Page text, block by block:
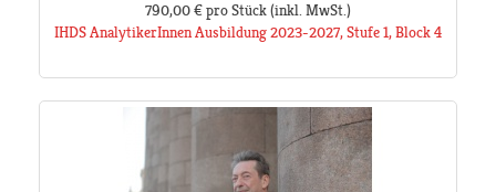
790,00 €pro Stück(inkl. MwSt.)
IHDS AnalytikerInnen Ausbildung 2023-2027, Stufe 1, Block 4